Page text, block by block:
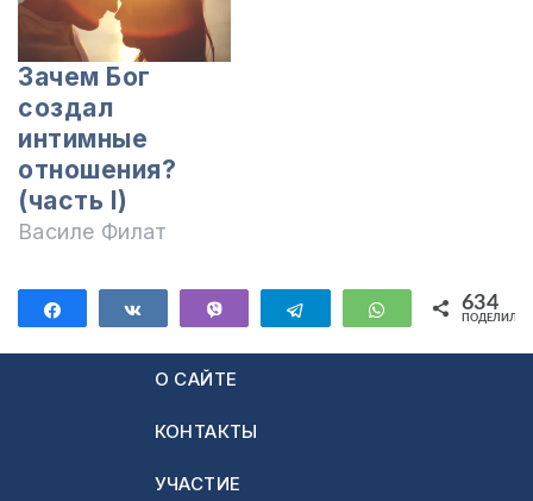
Зачем Бог
создал
интимные
отношения?
(часть I)
Василе Филат
ПоделитьсяПоделиться Telegram WhatsApp
634
О САЙТЕ
КОНТАКТЫ
УЧАСТИЕ